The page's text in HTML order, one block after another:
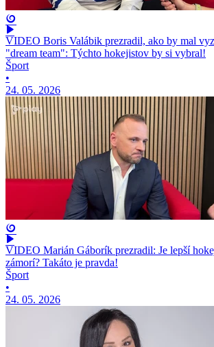
VIDEO Boris Valábik prezradil, ako by mal
"dream team": Týchto hokejistov by si vybral!
Šport
•
24. 05. 2026
VIDEO Marián Gáborík prezradil: Je lepší
zámorí? Takáto je pravda!
Šport
•
24. 05. 2026